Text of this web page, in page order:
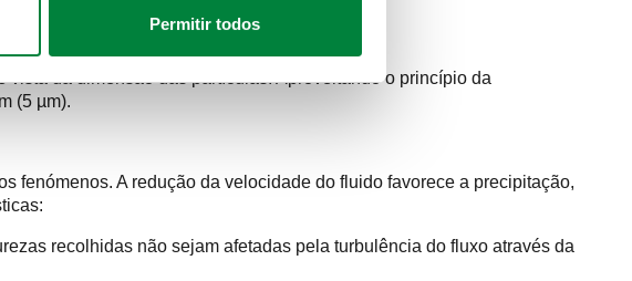
Permitir todos
da dimensão das partículas. Aproveitando o princípio da
(5 µm).
fenómenos. A redução da velocidade do fluido favorece a precipitação,
recolhidas não sejam afetadas pela turbulência do fluxo através da